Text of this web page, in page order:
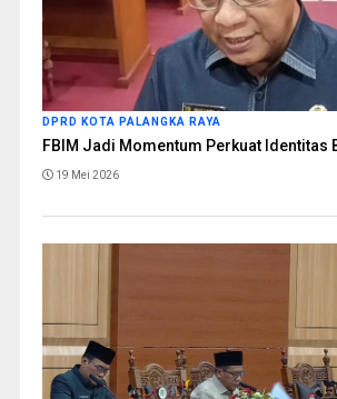
DPRD KOTA PALANGKA RAYA
FBIM Jadi Momentum Perkuat Identitas
19 Mei 2026